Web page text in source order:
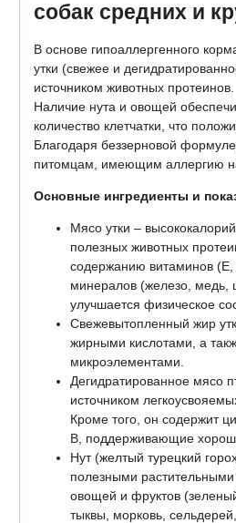
собак средних и
В основе гипоаллергенного
утки (свежее и
источником животных протеинов.
Наличие нута и овощей
количество клетчатки, что
Благодаря беззерновой
питомцам, имеющим аллергию
Основные ингредиенты и
Мясо утки –
полезных животных
содержанию витаминов (Е,
минералов (железо, медь,
улучшается физическое
Свежевытопленный жир
жирными кислотами, а
микроэлементами.
Дегидратированное мясо
источником
Кроме того, он содержит
В, поддерживающие
Нут (желтый турецкий
полезными
овощей и фруктов
тыквы, морковь,